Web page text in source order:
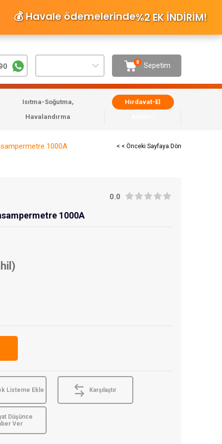
💰 Havale ödemelerinde%2 EK İNDİRİM!
Sepetim
0
Isıtma-Soğutma,
Havalandırma
Hırdavat-El
1000A < < Önceki Sayfaya Dön
0.0
1000A
Listeme Ekle Karşılaştır
Düşünce
Ver